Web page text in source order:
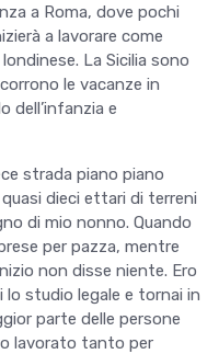
a Roma, dove pochi
a lavorare come
La Sicilia sono
le vacanze in
dell’infanzia e
strada piano piano
dieci ettari di terreni
di mio nonno. Quando
per pazza, mentre
non disse niente. Ero
lo studio legale e tornai in
parte delle persone
lavorato tanto per